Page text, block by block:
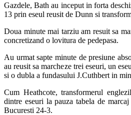
Gazdele, Bath au inceput in forta
13 prin eseul reusit de Dunn si
Doua minute mai tarziu am resuit sa
concretizand o lovitura de pedepasa.
Au urmat sapte minute de presiune
au reusit sa marcheze trei eseuri, un
si o dubla a fundasului J.Cuthbert in
Cum Heathcote, transformerul
dintre eseuri la pauza tabela de
Bucuresti 24-3.